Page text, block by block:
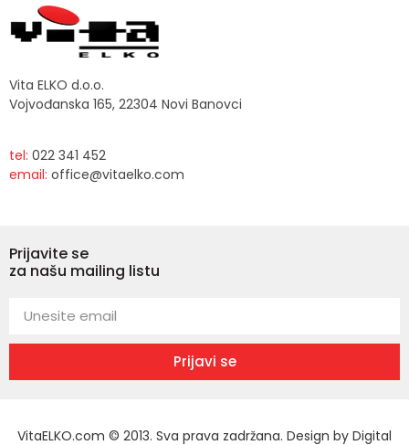
Vita ELKO d.o.o.
Vojvođanska 165, 22304 Novi Banovci
tel: 022 341 452
email: office@vitaelko.com
Prijavite se
za našu mailing listu
Prijavi se
VitaELKO.com © 2013. Sva prava zadržana. Design by Digital